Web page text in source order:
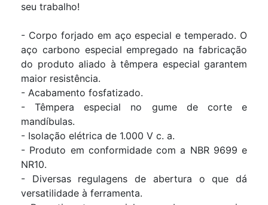
seu trabalho!
- Corpo forjado em aço especial e temperado. O
aço carbono especial empregado na fabricação
do produto aliado à têmpera especial garantem
maior resistência.
- Acabamento fosfatizado.
- Têmpera especial no gume de corte e
mandíbulas.
- Isolação elétrica de 1.000 V c. a.
- Produto em conformidade com a NBR 9699 e
NR10.
- Diversas regulagens de abertura o que d
versatilidade à ferramenta.